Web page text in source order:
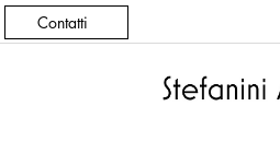
Contatti